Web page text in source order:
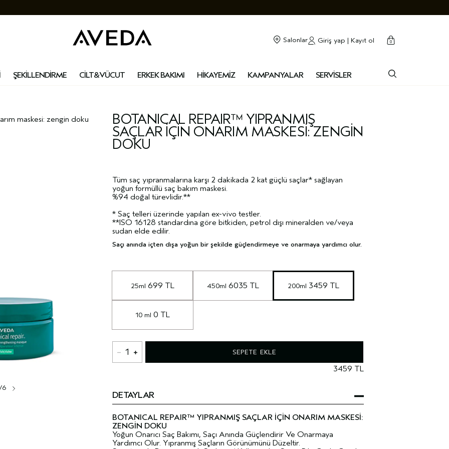
Salonlar Giriş yap | Kayıt ol cart
0
kapalı
ŞEKİLLENDİRME CİLT&VÜCUT ERKEK BAKIMI HİKAYEMİZ KAMPANYALAR SERVİSLER
maskesi̇: zengi̇n doku
6
BOTANICAL REPAIR™ YIPRANMIŞ
SAÇLAR İÇİN ONARIM MASKESİ: ZENGİN
DOKU
Tüm saç yıpranmalarına karşı 2 dakikada 2 kat güçlü saçlar* sağlayan
yoğun formüllü saç bakım maskesi.
%94 doğal türevlidir.**
* Saç telleri üzerinde yapılan ex-vivo testler.
**ISO 16128 standardına göre bitkiden, petrol dışı mineralden ve/veya
sudan elde edilir.
Saçı anında içten dışa yoğun bir şekilde güçlendirmeye ve onarmaya yardımcı olur.
25ml 699 TL 450ml 6035 TL 200ml 3459 TL
10 ml 0 TL
1 SEPETE EKLE
3459 TL
DETAYLAR
BOTANICAL REPAIR™ YIPRANMIŞ SAÇLAR İÇİN ONARIM MASKESİ:
ZENGİN DOKU
Yoğun Onarıcı Saç Bakımı, Saçı Anında Güçlendirir Ve Onarmaya
Yardımcı Olur. Yıpranmış Saçların Görünümünü Düzeltir.